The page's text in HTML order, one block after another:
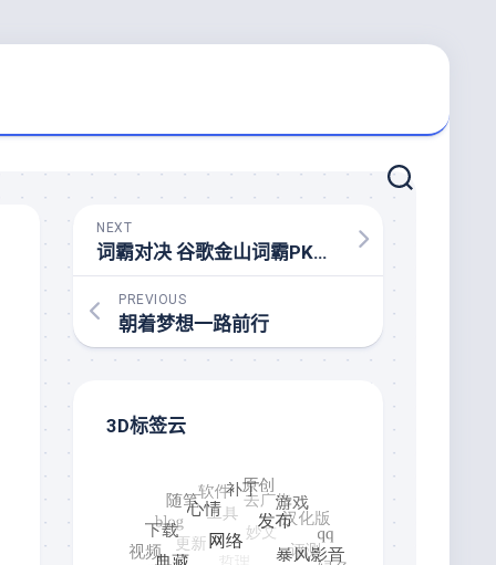
NEXT
词霸对决 谷歌金山词霸PK灵格斯词霸
PREVIOUS
朝着梦想一路前行
3D标签云